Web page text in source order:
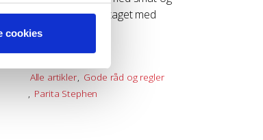
Cookien
længere
cookies
skriv gerne ”modtaget med
forbehold”.
14. november 2023
Alle artikler Gode råd og regler
Parita Stephen